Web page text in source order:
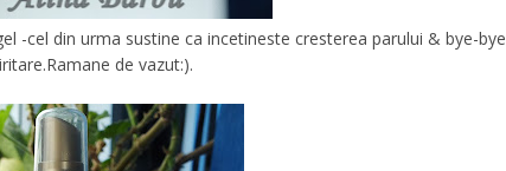
-cel din urma sustine ca incetineste cresterea parului & bye-bye
iritare.Ramane de vazut:).